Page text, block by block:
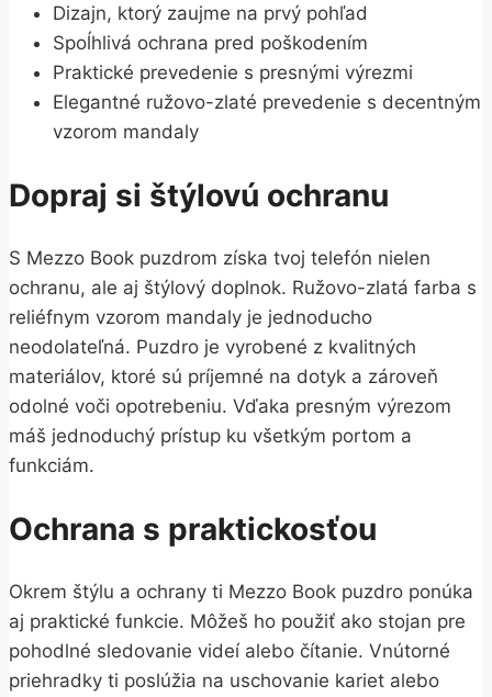
Dizajn, ktorý zaujme na prvý pohľad
Spoĺhlivá ochrana pred poškodením
Praktické prevedenie s presnými výrezmi
Elegantné ružovo-zlaté prevedenie s decentným
vzorom mandaly
Dopraj si štýlovú ochranu
S Mezzo Book puzdrom získa tvoj telefón nielen
ochranu, ale aj štýlový doplnok. Ružovo-zlatá farba s
reliéfnym vzorom mandaly je jednoducho
neodolateľná. Puzdro je vyrobené z kvalitných
materiálov, ktoré sú príjemné na dotyk a zároveň
odolné voči opotrebeniu. Vďaka presným výrezom
máš jednoduchý prístup ku všetkým portom a
funkciám.
Ochrana s praktickosťou
Okrem štýlu a ochrany ti Mezzo Book puzdro ponúka
aj praktické funkcie. Môžeš ho použiť ako stojan pre
pohodlné sledovanie videí alebo čítanie. Vnútorné
priehradky ti poslúžia na uschovanie kariet alebo